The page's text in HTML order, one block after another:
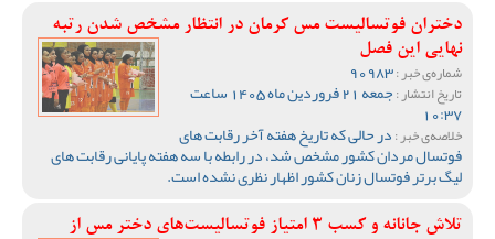
دختران فوتسالیست مس کرمان در انتظار مشخص شدن رتبه
نهایی این فصل
شماره‌ی خبر :
تاریخ انتشار : جمعه 21 فروردین ماه 1405 ساعت
10:37
خلاصه‌ی خبر :در حالی که تاریخ هفته آخر رقابت های
فوتسال مردان کشور مشخص شد، در رابطه با سه هفته پایانی رقابت های
لیگ برتر فوتسال زنان کشور اظهار نظری نشده است.
تلاش جانانه و کسب 3 امتیاز فوتسالیست‌های دختر مس از